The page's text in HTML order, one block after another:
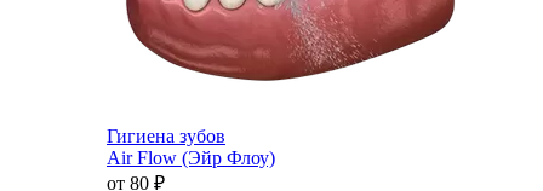
Гигиена зубов
Air Flow (Эйр Флоу)
от 80 ₽